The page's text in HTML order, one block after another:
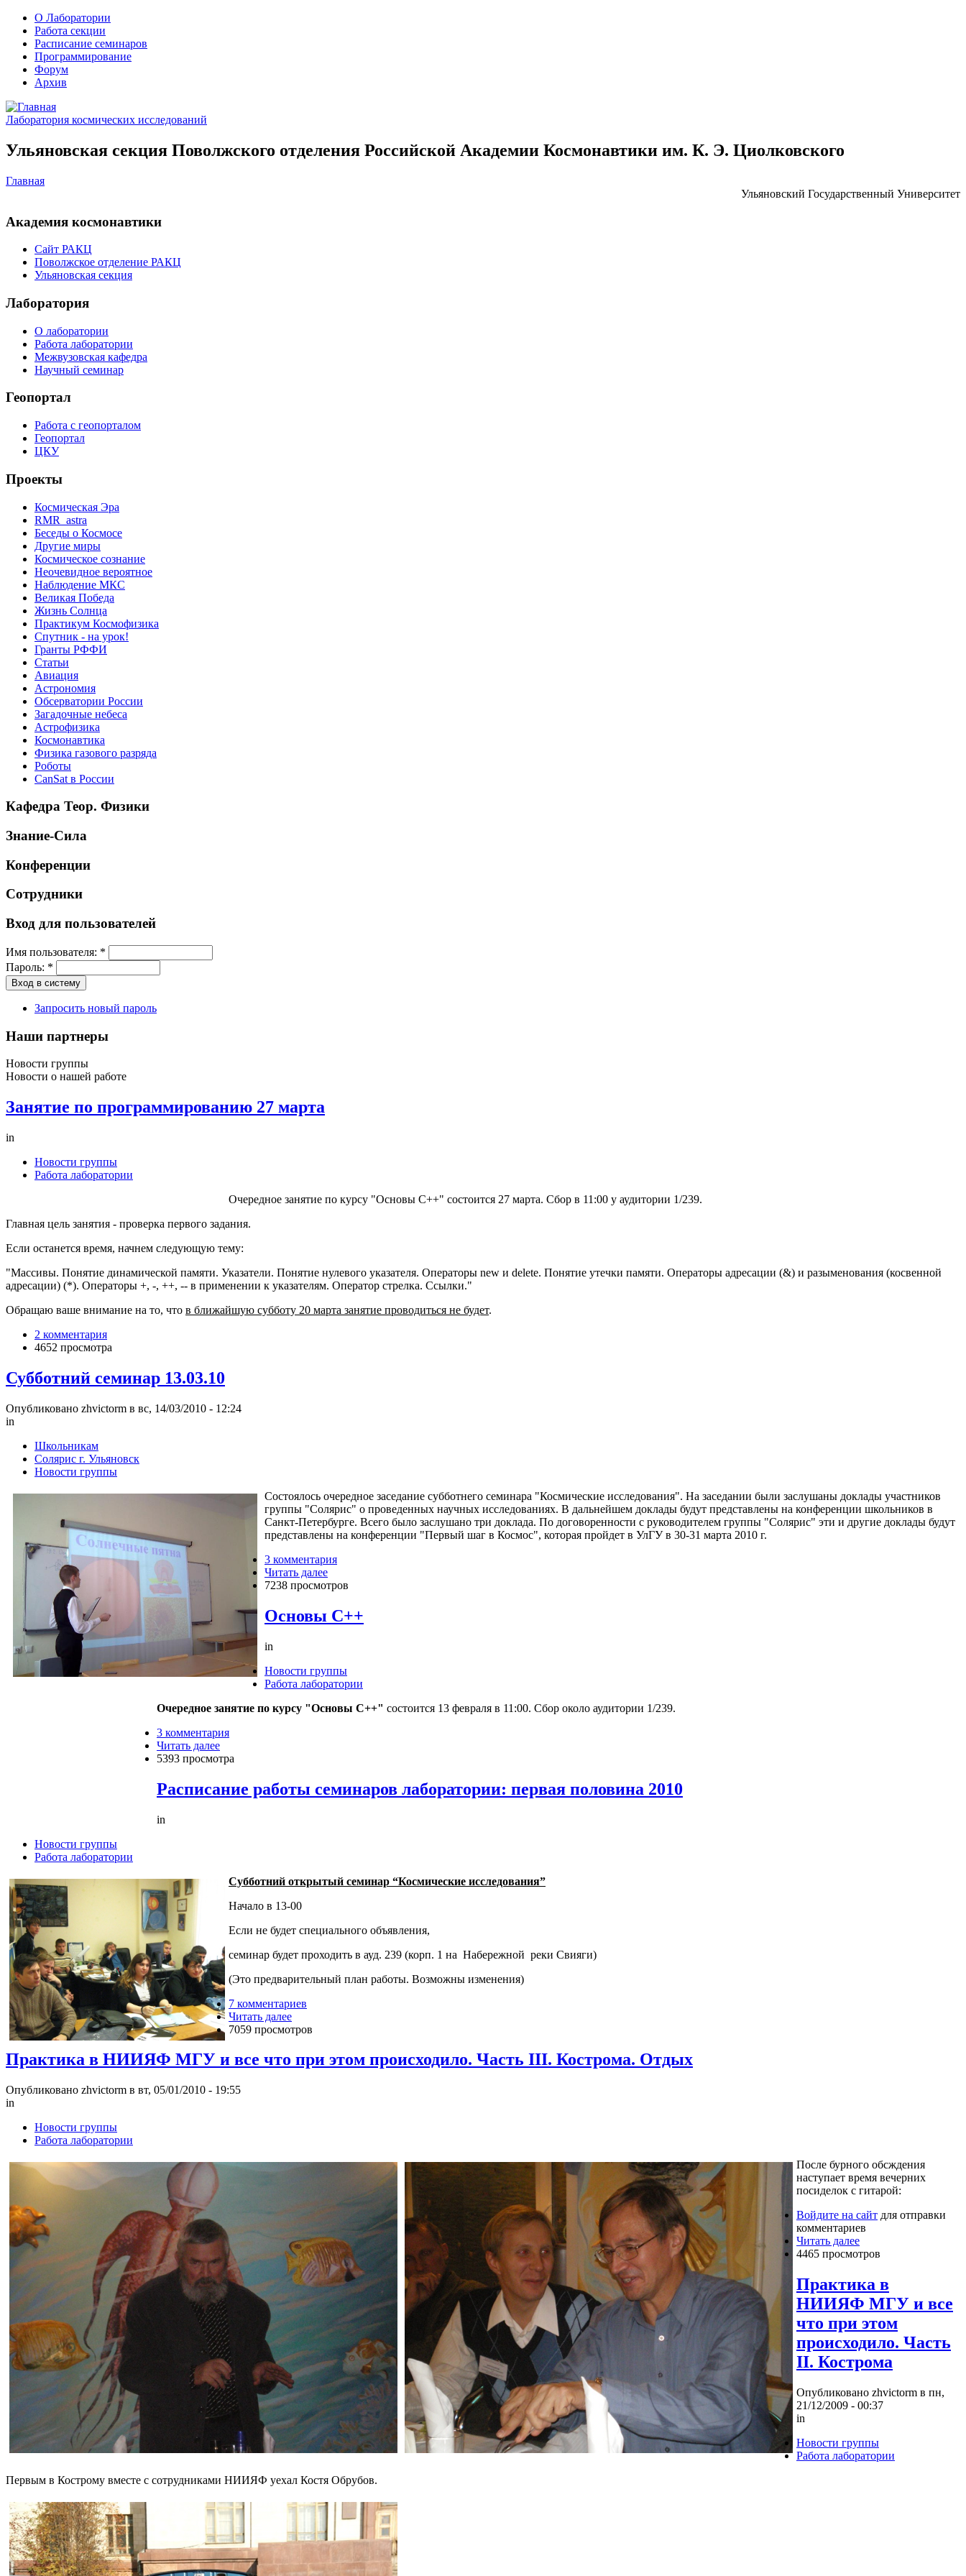
О Лаборатории
Работа секции
Расписание семинаров
Программирование
Форум
Архив
Лаборатория космических исследований
Ульяновская секция Поволжского отделения Российской Академии Космонавтики им. К. Э. Циолковского
Главная
Ульяновский Государственный Университет
Академия космонавтики
Сайт РАКЦ
Поволжское отделение РАКЦ
Ульяновская секция
Лаборатория
О лаборатории
Работа лаборатории
Межвузовская кафедра
Научный семинар
Геопортал
Работа с геопорталом
Геопортал
ЦКУ
Проекты
Космическая Эра
RMR_astra
Беседы о Космосе
Другие миры
Космическое сознание
Неочевидное вероятное
Наблюдение МКС
Великая Победа
Жизнь Солнца
Практикум Космофизика
Спутник - на урок!
Гранты РФФИ
Статьи
Авиация
Астрономия
Обсерватории России
Загадочные небеса
Астрофизика
Космонавтика
Физика газового разряда
Роботы
CanSat в России
Кафедра Теор. Физики
Знание-Сила
Конференции
Сотрудники
Вход для пользователей
Имя пользователя: *
Пароль: *
Запросить новый пароль
Наши партнеры
Новости группы
Новости о нашей работе
Занятие по программированию 27 марта
in
Новости группы
Работа лаборатории
Очередное занятие по курсу "Основы C++" состоится 27 марта. Сбор в 11:00 у аудитории 1/239.
Главная цель занятия - проверка первого задания.
Если останется время, начнем следующую тему:
"Массивы. Понятие динамической памяти. Указатели. Понятие нулевого указателя. Операторы new и delete. Понятие утечки памяти. Операторы адресации (&) и разыменования (косвенной
адресации) (*). Операторы +, -, ++, -- в применении к указателям. Оператор стрелка. Ссылки."
Обращаю ваше внимание на то, что в ближайшую субботу 20 марта занятие проводиться не будет.
2 комментария
4652 просмотра
Субботний семинар 13.03.10
Опубликовано zhvictorm в вс, 14/03/2010 - 12:24
in
Школьникам
Солярис г. Ульяновск
Новости группы
Состоялось очередное заседание субботнего семинара "Космические исследования". На заседании были заслушаны доклады участников
группы "Солярис" о проведенных научных исследованиях. В дальнейшем доклады будут представлены на конференции школьников в
Санкт-Петербурге. Всего было заслушано три доклада. По договоренности с руководителем группы "Солярис" эти и другие доклады будут
представлены на конференции "Первый шаг в Космос", которая пройдет в УлГУ в 30-31 марта 2010 г.
3 комментария
Читать далее
7238 просмотров
Основы C++
in
Новости группы
Работа лаборатории
Очередное занятие по курсу "Основы C++" состоится 13 февраля в 11:00. Сбор около аудитории 1/239.
3 комментария
Читать далее
5393 просмотра
Расписание работы семинаров лаборатории: первая половина 2010
in
Новости группы
Работа лаборатории
Субботний открытый семинар “Космические исследования”
Начало в 13-00
Если не будет специального объявления,
семинар будет проходить в ауд. 239 (корп. 1 на Набережной реки Свияги)
(Это предварительный план работы. Возможны изменения)
7 комментариев
Читать далее
7059 просмотров
Практика в НИИЯФ МГУ и все что при этом происходило. Часть III. Кострома. Отдых
Опубликовано zhvictorm в вт, 05/01/2010 - 19:55
in
Новости группы
Работа лаборатории
После бурного обсждения
наступает время вечерних
посиделок с гитарой:
Войдите на сайт для отправки
комментариев
Читать далее
4465 просмотров
Практика в
НИИЯФ МГУ и все
что при этом
происходило. Часть
II. Кострома
Опубликовано zhvictorm в пн,
21/12/2009 - 00:37
in
Новости группы
Работа лаборатории
Первым в Кострому вместе с сотрудниками НИИЯФ уехал Костя Обрубов.